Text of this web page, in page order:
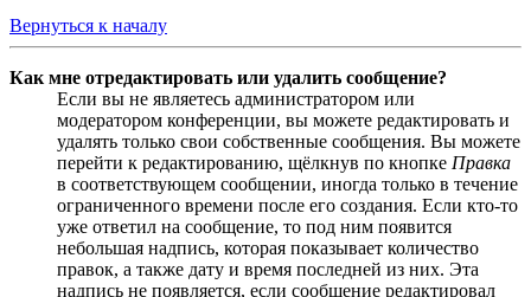
Вернуться к началу
Как мне отредактировать или удалить сообщение?
Если вы не являетесь администратором или
модератором конференции, вы можете редактировать и
удалять только свои собственные сообщения. Вы можете
перейти к редактированию, щёлкнув по кнопке Правка
в соответствующем сообщении, иногда только в течение
ограниченного времени после его создания. Если кто-то
уже ответил на сообщение, то под ним появится
небольшая надпись, которая показывает количество
правок, а также дату и время последней из них. Эта
надпись не появляется, если сообщение редактировал